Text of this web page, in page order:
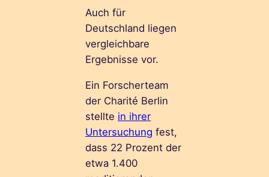
Auch für
Deutschland liegen
vergleichbare
Ergebnisse vor.
Ein Forscherteam
der Charité Berlin
stellte in ihrer
Untersuchung fest,
dass 22 Prozent der
etwa 1.400